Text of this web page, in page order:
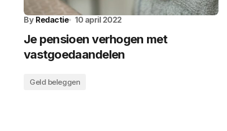
By Redactie 10 april 2022
Je pensioen verhogen met
vastgoedaandelen
Geld beleggen